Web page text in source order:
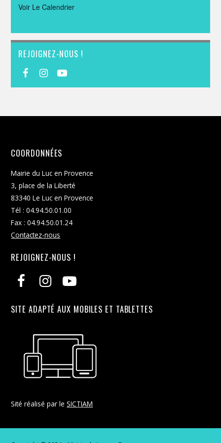
Voir Le Calendrier
REJOIGNEZ-NOUS !
COORDONNÉES
Mairie du Luc en Provence
3, place de la Liberté
83340 Le Luc en Provence
Tél : 04.94.50.01.00
Fax : 04.94.50.01.24
Contactez-nous
REJOIGNEZ-NOUS !
SITE ADAPTÉ AUX MOBILES ET TABLETTES
Sité réalisé par leSICTIAM